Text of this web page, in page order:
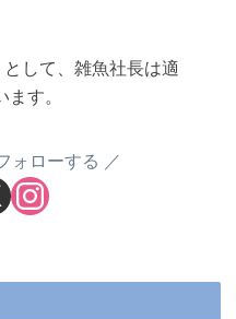
して、雑魚社長は適
す。
ォローする